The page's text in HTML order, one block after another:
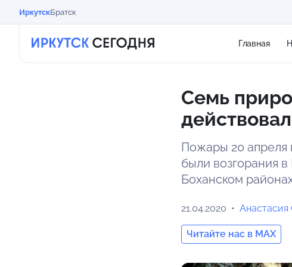
ИркутскБратск
Главная
Семь
Пожары 20 апреля
были возгорания
Боханском
21.04.2020 Анастасия
Читайте нас в MAX